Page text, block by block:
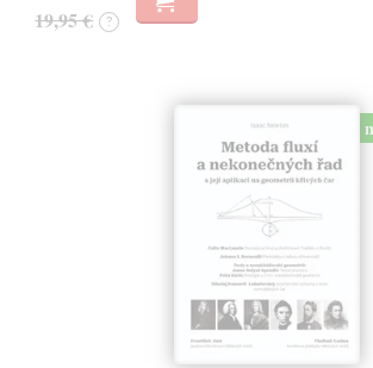
19,95 € ?